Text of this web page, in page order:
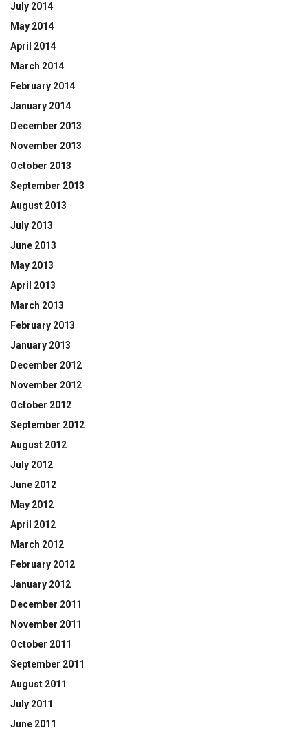
July 2014
May 2014
April 2014
March 2014
February 2014
January 2014
December 2013
November 2013
October 2013
September 2013
August 2013
July 2013
June 2013
May 2013
April 2013
March 2013
February 2013
January 2013
December 2012
November 2012
October 2012
September 2012
August 2012
July 2012
June 2012
May 2012
April 2012
March 2012
February 2012
January 2012
December 2011
November 2011
October 2011
September 2011
August 2011
July 2011
June 2011